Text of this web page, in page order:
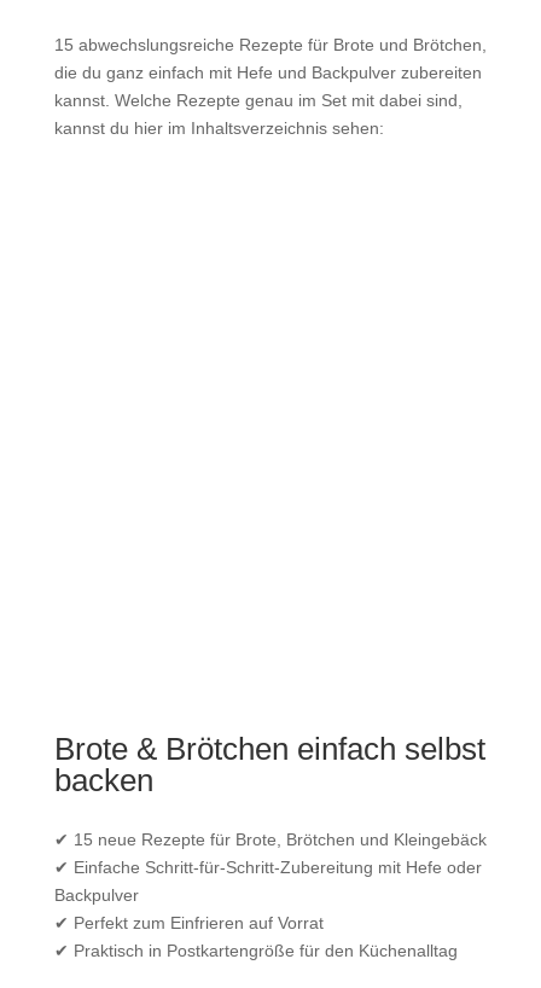
15 abwechslungsreiche Rezepte für Brote und Brötchen,
die du ganz einfach mit Hefe und Backpulver zubereiten
kannst. Welche Rezepte genau im Set mit dabei sind,
kannst du hier im Inhaltsverzeichnis sehen:
Brote & Brötchen einfach selbst
backen
✔ 15 neue Rezepte für Brote, Brötchen und Kleingebäck
✔ Einfache Schritt-für-Schritt-Zubereitung mit Hefe oder
Backpulver
✔ Perfekt zum Einfrieren auf Vorrat
✔ Praktisch in Postkartengröße für den Küchenalltag